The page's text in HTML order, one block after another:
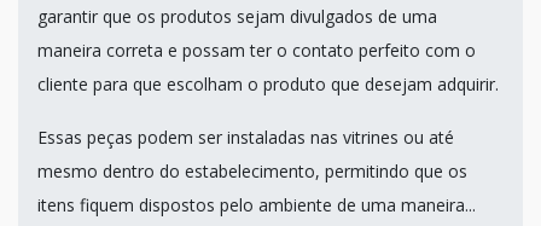
garantir que os produtos sejam divulgados de uma
maneira correta e possam ter o contato perfeito com o
cliente para que escolham o produto que desejam adquirir.
Essas peças podem ser instaladas nas vitrines ou até
mesmo dentro do estabelecimento, permitindo que os
itens fiquem dispostos pelo ambiente de uma maneira...